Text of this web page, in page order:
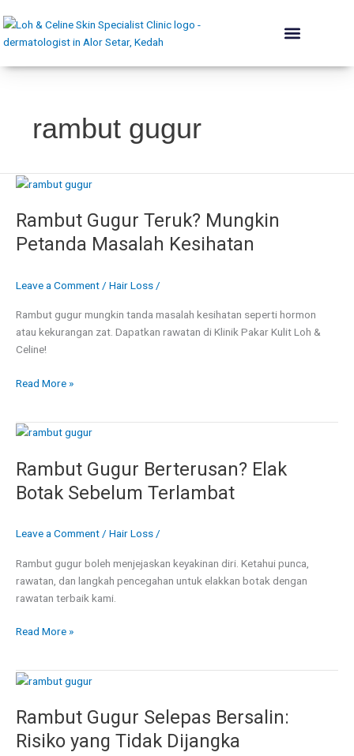
to
content
rambut gugur
Rambut Gugur Teruk? Mungkin
Petanda Masalah Kesihatan
Leave a Comment / Hair Loss /
Rambut gugur mungkin tanda masalah kesihatan seperti hormon
atau kekurangan zat. Dapatkan rawatan di Klinik Pakar Kulit Loh &
Celine!
Rambut
Teruk?
Mungkin
Petanda
Kesihatan
Read More »
Rambut Gugur Berterusan? Elak
Botak Sebelum Terlambat
Leave a Comment / Hair Loss /
Rambut gugur boleh menjejaskan keyakinan diri. Ketahui punca,
rawatan, dan langkah pencegahan untuk elakkan botak dengan
rawatan terbaik kami.
Rambut
Berterusan?
Botak
Terlambat
Read More »
Rambut Gugur Selepas Bersalin:
Risiko yang Tidak Dijangka
Rambut
Selepas
Bersalin:
Risiko